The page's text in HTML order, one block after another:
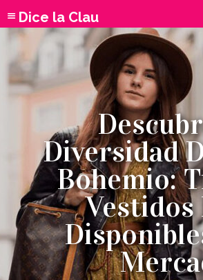
Diversidad
Bohemio:
Vestidos
Dice la Clau